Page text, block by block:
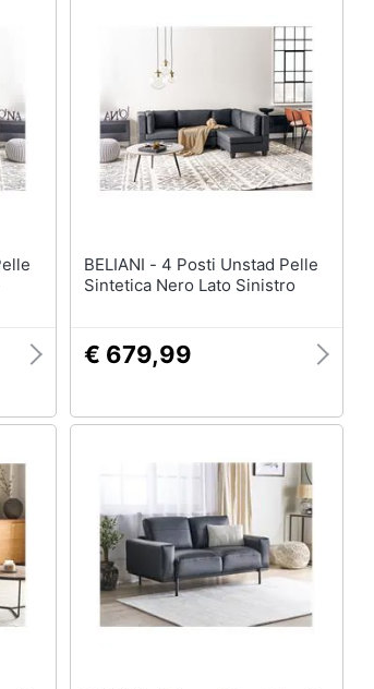
BELIANI - 4 Posti Unstad Pelle
Sintetica Nero Lato Sinistro
€ 679,99